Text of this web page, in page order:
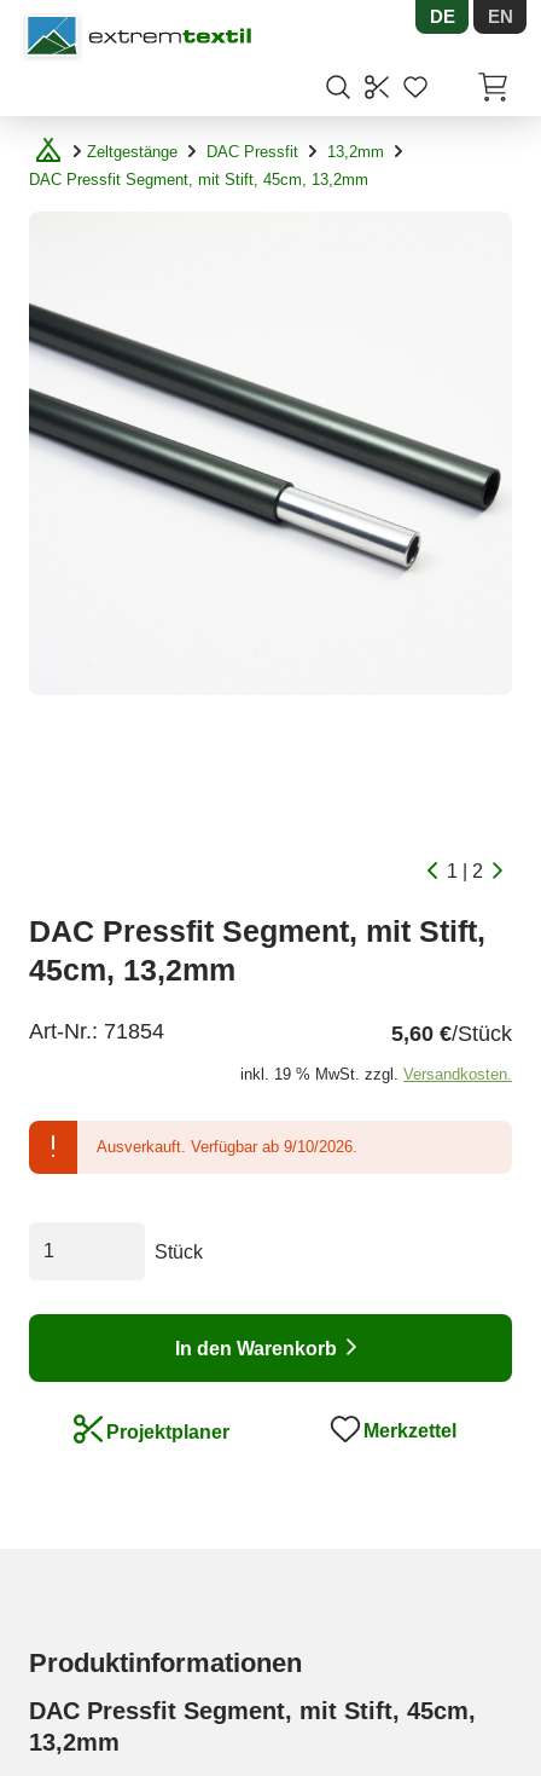
Shopware DE EN
Zeltgestänge DAC Pressfit
13,2mm
DAC Pressfit Segment, mit Stift, 45cm, 13,2mm
1 | 2
DAC Pressfit Segment, mit Stift,
45cm, 13,2mm
Art-Nr.: 71854 5,60 €/Stück
inkl. 19 % MwSt. zzgl. Versandkosten.
Ausverkauft. Verfügbar ab 9/10/2026.
Stück
In den Warenkorb
Projektplaner Merkzettel
Produktinformationen
DAC Pressfit Segment, mit Stift, 45cm,
13,2mm